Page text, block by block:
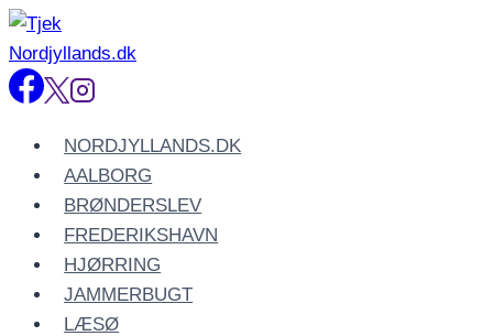
Fortsæt
til
indhold
NORDJYLLANDS.DK
AALBORG
BRØNDERSLEV
FREDERIKSHAVN
HJØRRING
JAMMERBUGT
LÆSØ